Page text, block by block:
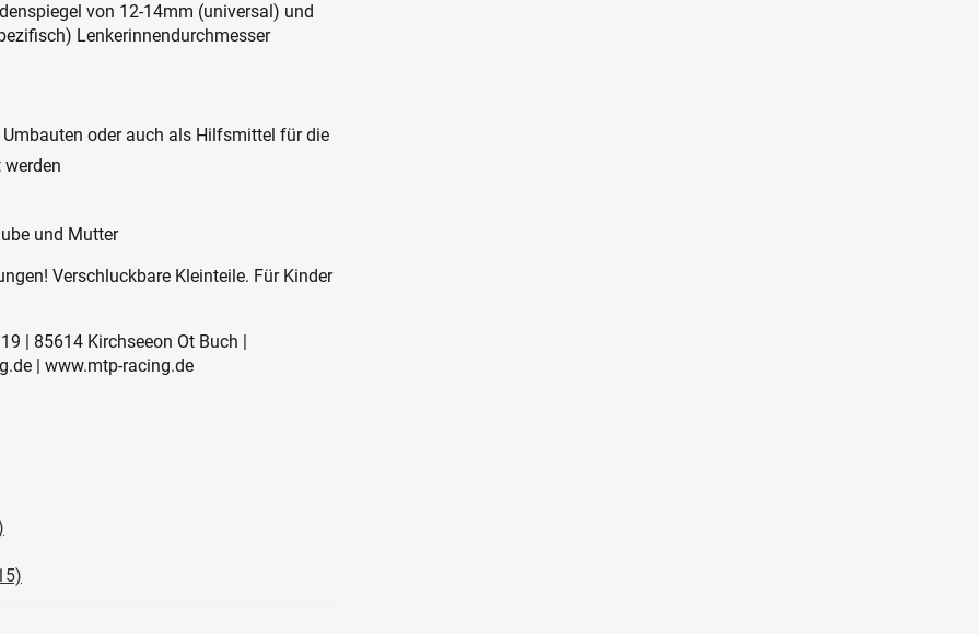
von 12-14mm (universal) und
Lenkerinnendurchmesser
oder auch als Hilfsmittel für die
und Mutter
Verschluckbare Kleinteile. Für Kinder
| 85614 Kirchseeon Ot Buch |
| www.mtp-racing.de